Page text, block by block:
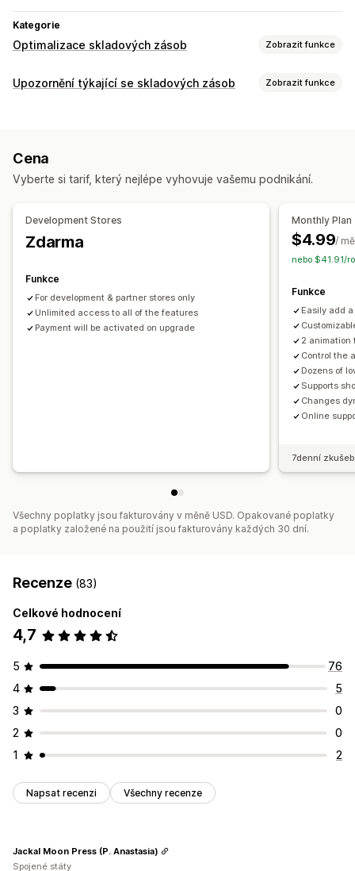
Kategorie
Optimalizace skladových zásob Zobrazit funkce
Správa skladových zásob
Upozornění na nízké zásoby
Notifikace o nedostupnosti ve skladu
Užitečné informace
Upozornění týkající se skladových zásob Zobrazit funkce
Není skladem
Poptávka zákazníků
Sledování skladových zásob
Cena
Vyberte si tarif, který nejlépe vyhovuje vašemu podnikání.
Development Stores
Zdarma
Funkce
For development & partner stores only
Unlimited access to all of the features
Payment will be activated on upgrade
Monthly Plan
$4.99/
nebo $41.91/
Funkce
Easily add
2 animation
Control the
Dozens of
Supports
Changes
Online
7denní
Všechny poplatky jsou fakturovány v měně USD. Opakované poplatky
a poplatky založené na použití jsou fakturovány každých 30 dní.
Recenze (83)
Celkové hodnocení
4,7
5
76
4
5
3
0
2
0
1
2
Napsat recenzi Všechny recenze
Jackal Moon Press (P. Anastasia)
Spojené státy